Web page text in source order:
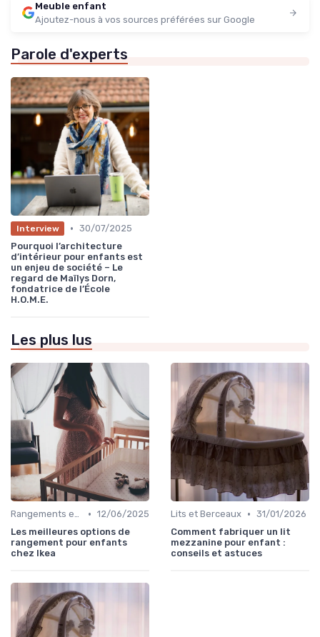
Meuble enfant
Ajoutez-nous à vos sources préférées sur Google
Parole d'experts
Interview • 30/07/2025
Pourquoi l’architecture
d’intérieur pour enfants est
un enjeu de société – Le
regard de Maïlys Dorn,
fondatrice de l’École
H.O.M.E.
Les plus lus
Rangements et Étagères • 12/06/2025
Les meilleures options de
rangement pour enfants
chez Ikea
Lits et Berceaux • 31/01/2026
Comment fabriquer un lit
mezzanine pour enfant :
conseils et astuces